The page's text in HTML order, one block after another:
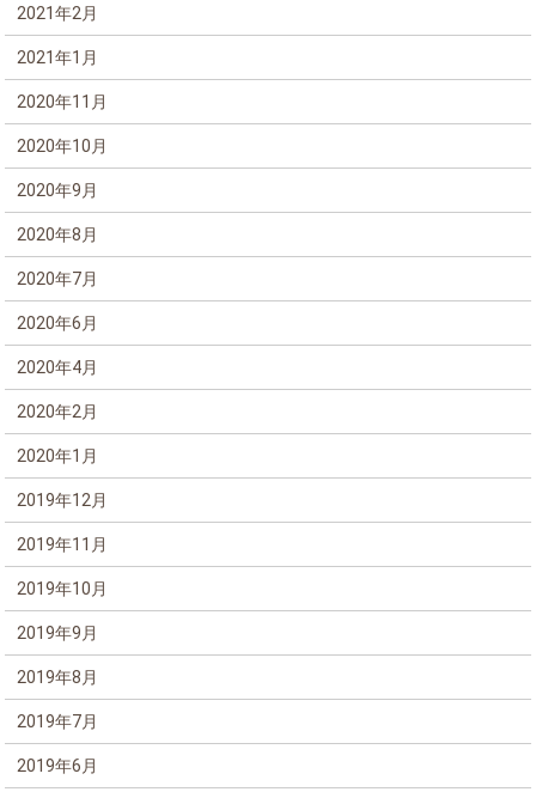
2021年2月
2021年1月
2020年11月
2020年10月
2020年9月
2020年8月
2020年7月
2020年6月
2020年4月
2020年2月
2020年1月
2019年12月
2019年11月
2019年10月
2019年9月
2019年8月
2019年7月
2019年6月